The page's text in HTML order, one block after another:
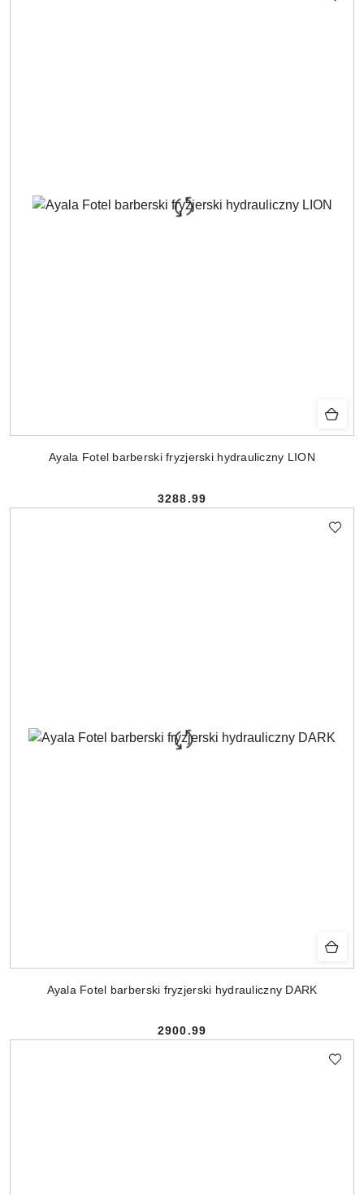
Ayala Fotel barberski fryzjerski hydrauliczny LION
Cena:
3288.99
Ayala Fotel barberski fryzjerski hydrauliczny DARK
Cena:
2900.99